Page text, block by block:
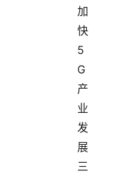
加
快
5
G
产
业
发
展
三